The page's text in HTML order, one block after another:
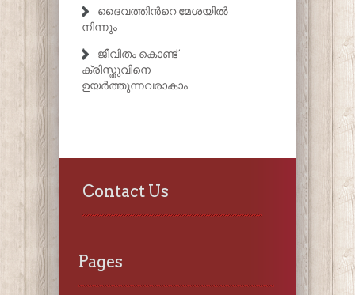
ദൈവത്തിൻറെ മേശയിൽ
നിന്നും
ജീവിതം കൊണ്ട്
ക്രിസ്തുവിനെ
ഉയർത്തുന്നവരാകാം
Contact Us
Pages